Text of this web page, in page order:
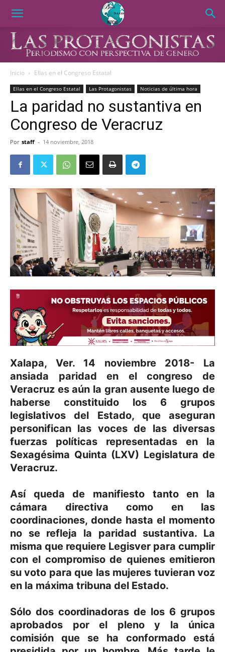
Inicio Ellas en el Congreso Estatal
Ellas en el Congreso Estatal Las Protagonistas Noticias de última hora
La paridad no sustantiva en
Congreso de Veracruz
Por staff - 14 noviembre, 2018
Xalapa, Ver. 14 noviembre 2018- La
ansiada paridad en el congreso de
Veracruz es aún la gran ausente luego de
haberse constituido los 6 grupos
legislativos del Estado, que aseguran
personifican las voces de las diversas
fuerzas políticas representadas en la
Sexagésima Quinta (LXV) Legislatura de
Veracruz.
Así queda de manifiesto tanto en la
cámara directiva como en las
coordinaciones, donde hasta el momento
no se refleja la paridad sustantiva. La
misma que requiere Legisver para cumplir
con el compromiso de quienes emitieron
su voto para que las mujeres tuvieran voz
en la máxima tribuna del Estado.
Sólo dos coordinadoras de los 6 grupos
aprobados por el pleno y la única
comisión que se ha conformado está